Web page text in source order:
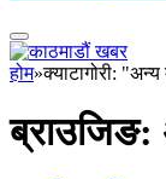
होम»क्याटागोरी: "अन्य
ब्राउजिङ: